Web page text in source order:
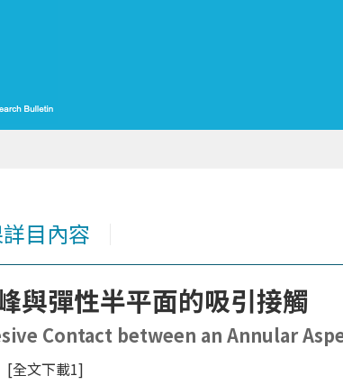
目內容
與彈性半平面的吸引接觸
Contact between an Annular
[全文下載1]